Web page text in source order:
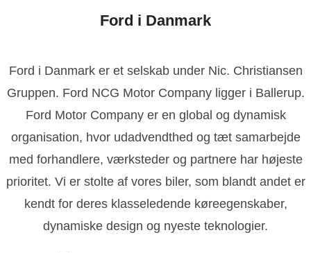
Ford i Danmark
Ford i Danmark er et selskab under Nic. Christiansen
Gruppen. Ford NCG Motor Company ligger i Ballerup.
Ford Motor Company er en global og dynamisk
organisation, hvor udadvendthed og tæt samarbejde
med forhandlere, værksteder og partnere har højeste
prioritet. Vi er stolte af vores biler, som blandt andet er
kendt for deres klasseledende køreegenskaber,
dynamiske design og nyeste teknologier.